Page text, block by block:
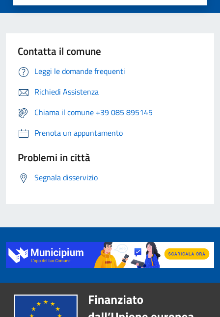
Contatta il comune
Leggi le domande frequenti
Richiedi Assistenza
Chiama il comune +39 085 895145
Prenota un appuntamento
Problemi in città
Segnala disservizio